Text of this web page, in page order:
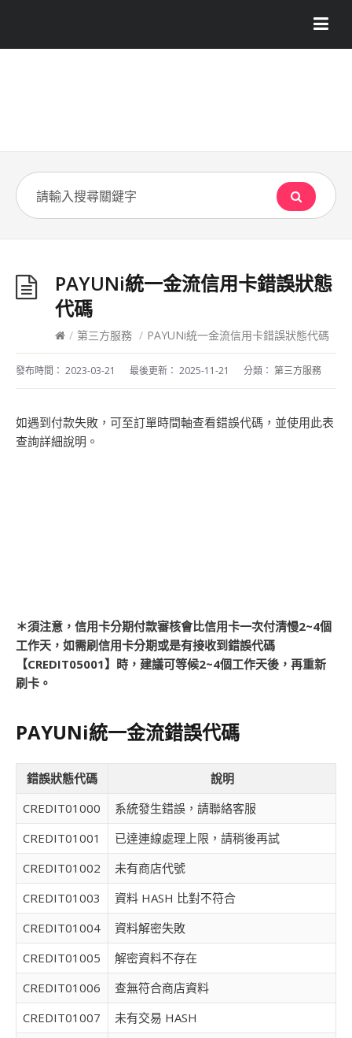
PAYUNi統一金流信用卡錯誤狀態
代碼
/ 第三方服務 / PAYUNi統一金流信用卡錯誤狀態代碼
發布時間： 2023-03-21 最後更新： 2025-11-21 分類： 第三方服務
如遇到付款失敗，可至訂單時間軸查看錯誤代碼，並使用此表
查詢詳細說明。
＊須注意，信用卡分期付款審核會比信用卡一次付清慢2~4個
工作天，如需刷信用卡分期或是有接收到錯誤代碼
【CREDIT05001】時，建議可等候2~4個工作天後，再重新
刷卡。
PAYUNi統一金流錯誤代碼
錯誤狀態代碼
說明
CREDIT01000
系統發生錯誤，請聯絡客服
CREDIT01001
已達連線處理上限，請稍後再試
CREDIT01002
未有商店代號
CREDIT01003
資料 HASH 比對不符合
CREDIT01004
資料解密失敗
CREDIT01005
解密資料不存在
CREDIT01006
查無符合商店資料
CREDIT01007
未有交易 HASH